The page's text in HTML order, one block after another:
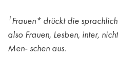
1Frauen* drückt die
also Frauen, Lesben, inter,
Men- schen aus.